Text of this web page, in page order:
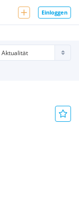
Einloggen